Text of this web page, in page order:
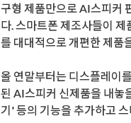
구형 제품만으로 AI스피커
다. 스마트폰 제조사들이
를 대대적으로 개편한 제품
올 연말부터는 디스플레이
된 AI스피커 신제품을 내놓
기' 등의 기능을 추가하고